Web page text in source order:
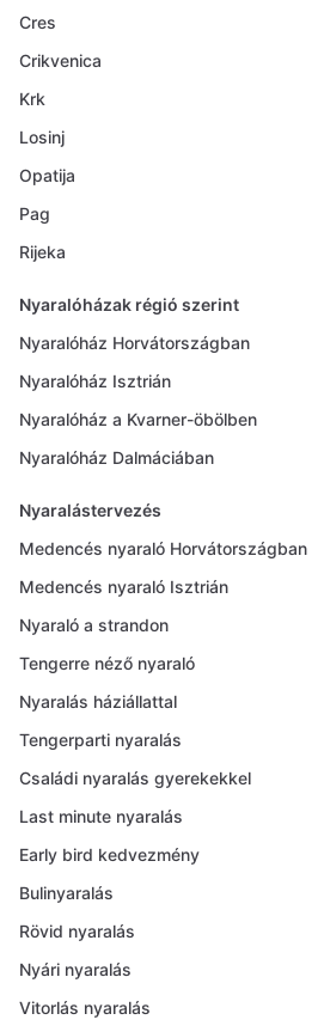
Cres
Crikvenica
Krk
Losinj
Opatija
Pag
Rijeka
Nyaralóházak régió szerint
Nyaralóház Horvátországban
Nyaralóház Isztrián
Nyaralóház a Kvarner-öbölben
Nyaralóház Dalmáciában
Nyaralástervezés
Medencés nyaraló Horvátországban
Medencés nyaraló Isztrián
Nyaraló a strandon
Tengerre néző nyaraló
Nyaralás háziállattal
Tengerparti nyaralás
Családi nyaralás gyerekekkel
Last minute nyaralás
Early bird kedvezmény
Bulinyaralás
Rövid nyaralás
Nyári nyaralás
Vitorlás nyaralás